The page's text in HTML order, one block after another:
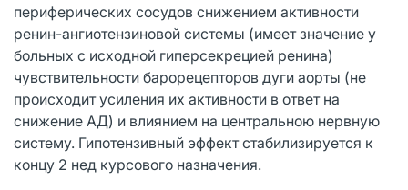
периферических сосудов снижением активности
ренин-ангиотензиновой системы (имеет значение у
больных с исходной гиперсекрецией ренина)
чувствительности барорецепторов дуги аорты (не
происходит усиления их активности в ответ на
снижение АД) и влиянием на центральною нервную
систему. Гипотензивный эффект стабилизируется к
концу 2 нед курсового назначения.